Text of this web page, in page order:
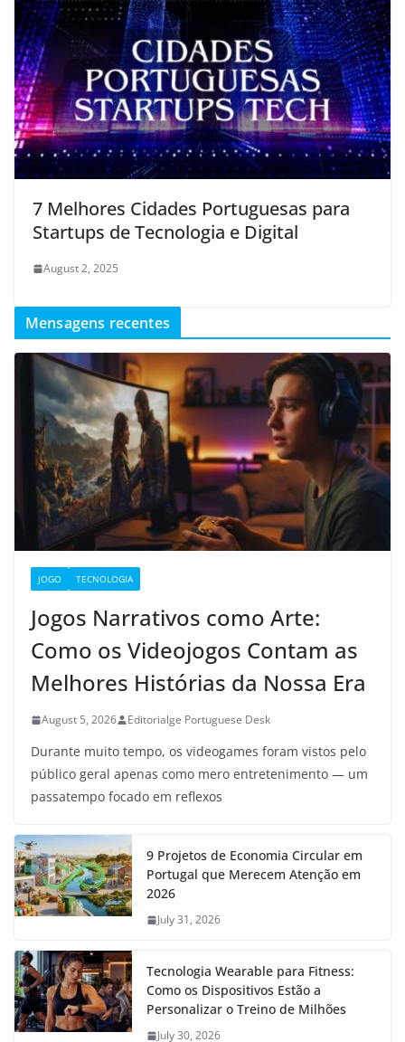
7 Melhores Cidades Portuguesas para
Startups de Tecnologia e Digital
August 2, 2025
Mensagens recentes
JOGO TECNOLOGIA
Jogos Narrativos como Arte:
Como os Videojogos Contam as
Melhores Histórias da Nossa Era
August 5, 2026 Editorialge Portuguese Desk
Durante muito tempo, os videogames foram vistos pelo
público geral apenas como mero entretenimento — um
passatempo focado em reflexos
9 Projetos de Economia Circular em
Portugal que Merecem Atenção em
2026
July 31, 2026
Tecnologia Wearable para Fitness:
Como os Dispositivos Estão a
Personalizar o Treino de Milhões
July 30, 2026